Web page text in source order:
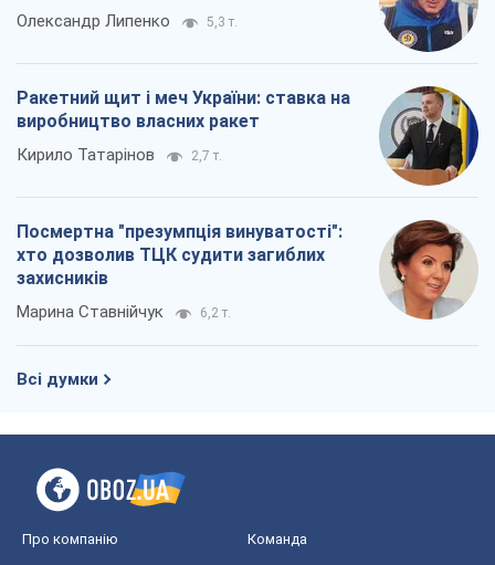
Олександр Липенко 5,3 т.
Ракетний щит і меч України: ставка на
виробництво власних ракет
Кирило Татарінов 2,7 т.
Посмертна "презумпція винуватості":
хто дозволив ТЦК судити загиблих
захисників
Марина Ставнійчук 6,2 т.
Всі думки
Про компанію Команда